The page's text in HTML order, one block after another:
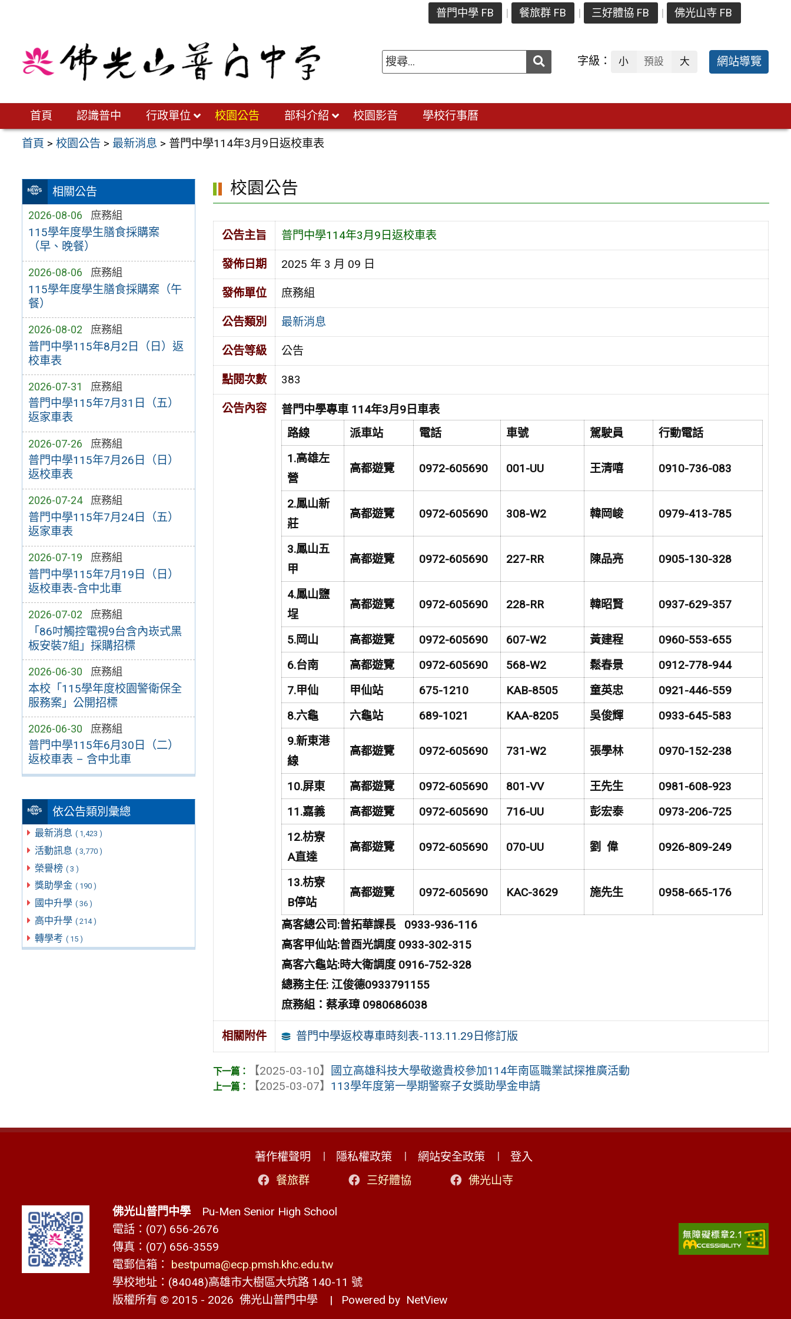
普門中學 FB 餐旅群 FB 三好體協 FB 佛光山寺 FB
送出 字級： 小 預設 大 網站導覽
首頁 認識普中 行政單位 校園公告 部科介紹 校園影音 學校行事曆
首頁 >校園公告 > 最新消息 > 普門中學114年3月9日返校車表
相關公告
2026-08-06 庶務組
115學年度學生膳食採購案
（早、晚餐）
2026-08-06 庶務組
115學年度學生膳食採購案（午
餐）
2026-08-02 庶務組
普門中學115年8月2日（日）返
校車表
2026-07-31 庶務組
普門中學115年7月31日（五）
返家車表
2026-07-26 庶務組
普門中學115年7月26日（日）
返校車表
2026-07-24 庶務組
普門中學115年7月24日（五）
返家車表
2026-07-19 庶務組
普門中學115年7月19日（日）
返校車表-含中北車
2026-07-02 庶務組
「86吋觸控電視9台含內崁式黑
板安裝7組」採購招標
2026-06-30 庶務組
本校「115學年度校園警衛保全
服務案」公開招標
2026-06-30 庶務組
普門中學115年6月30日（二）
返校車表 – 含中北車
依公告類別彙總
最新消息 ( 1,423 )
活動訊息 ( 3,770 )
榮譽榜 ( 3 )
獎助學金 ( 190 )
國中升學 ( 36 )
高中升學 ( 214 )
轉學考 ( 15 )
校園公告
公告主旨 普門中學114年3月9日返校車表
發佈日期 2025 年 3 月 09 日
發佈單位 庶務組
公告類別 最新消息
公告等級 公告
點閱次數 383
公告內容
普門中學專車 114年3月9日車表
路線
派車站 電話 車號 駕駛員
行動電話
1.高雄左
營
高都遊覽 0972-605690 001-UU 王清嘻 0910-736-083
2.鳳山新
莊
高都遊覽 0972-605690 308-W2 韓岡峻 0979-413-785
3.鳳山五
甲
高都遊覽 0972-605690 227-RR 陳品亮 0905-130-328
4.鳳山鹽
埕
高都遊覽 0972-605690 228-RR 韓昭賢 0937-629-357
5.岡山 高都遊覽 0972-605690 607-W2 黃建程
0960-553-655
6.台南 高都遊覽 0972-605690 568-W2 鬆春景
0912-778-944
7.甲仙 甲仙站 675-1210 KAB-8505 童英忠
0921-446-559
8.六龜 六龜站 689-1021 KAA-8205 吳俊輝
0933-645-583
9.新東港
線
高都遊覽 0972-605690 731-W2 張學林 0970-152-238
10.屏東 高都遊覽 0972-605690 801-VV 王先生
0981-608-923
11.嘉義 高都遊覽 0972-605690 716-UU 彭宏泰
0973-206-725
12.枋寮
A直達
高都遊覽 0972-605690 070-UU 劉 偉 0926-809-249
13.枋寮
B停站
高都遊覽 0972-605690 KAC-3629 施先生 0958-665-176
高客總公司:曾拓華課長 0933-936-116
高客甲仙站:曾酉光調度 0933-302-315
高客六龜站:時大衛調度 0916-752-328
總務主任: 江俊德0933791155
庶務組：蔡承璋 0980686038
相關附件 普門中學返校專車時刻表-113.11.29日修訂版
【2025-03-10】
國立高雄科技大學敬邀貴校參加114年南區職業試探推廣活動
【2025-03-07】 113學年度第一學期警察子女獎助學金申請
著作權聲明 隱私權政策 網站安全政策
登入
餐旅群
三好體協 佛光山寺
佛光山普門中學Pu-Men Senior High School
電話：(07) 656-2676
傳真：(07) 656-3559
電郵信箱： bestpuma@ecp.pmsh.khc.edu.tw
學校地址：(84048)高雄市大樹區大坑路 140-11 號
版權所有 © 2015 - 2026 佛光山普門中學 | Powered by NetView